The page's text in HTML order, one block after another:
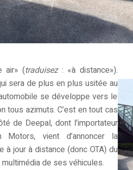
air» (traduisez : «à distance»).
sera de plus en plus usitée au
se développe vers le
tous azimuts. C’est en tout cas
de Deepal, dont l’importateur
Motors, vient d’annoncer la
à jour à distance (donc OTA) du
de ses véhicules.